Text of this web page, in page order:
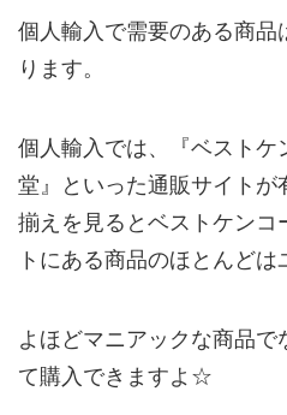
個人輸入で需要のある商品
ります。
個人輸入では、『ベストケ
堂』といった通販サイトが
揃えを見るとベストケンコ
トにある商品のほとんどは
よほどマニアックな商品
て購入できますよ☆